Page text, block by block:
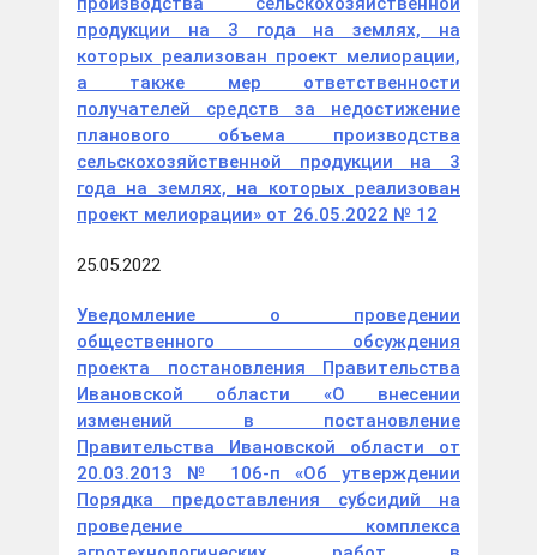
продукции на 3 года на землях, на
которых реализован проект мелиорации,
а также мер ответственности
получателей средств за недостижение
планового объема производства
сельскохозяйственной продукции на 3
года на землях, на которых реализован
проект мелиорации» от 26.05.2022 № 12
25.05.2022
Уведомление о проведении
общественного обсуждения
проекта постановления Правительства
Ивановской области «О внесении
изменений в постановление
Правительства Ивановской области от
20.03.2013 № 106-п «Об утверждении
Порядка предоставления субсидий на
проведение комплекса